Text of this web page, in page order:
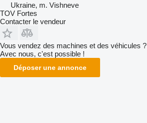
Ukraine, m. Vishneve
TOV Fortes
Contacter le vendeur
Vous vendez des machines et des véhicules ?
Avec nous, c'est possible !
Déposer une annonce